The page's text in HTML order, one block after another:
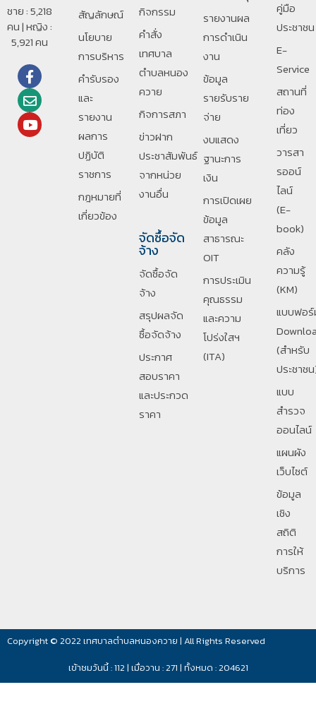
ชาย : 5,218
คน | หญิง :
5,921 คน
สัญลักษณ์
นโยบาย
การบริหาร
คำรับรอง
และ
รายงาน
ผลการ
ปฏิบัติ
ราชการ
กฎหมายที่
เกี่ยวข้อง
กิจกรรม
คำสั่ง
เทศบาล
ตำบลหนอง
ควาย
กิจการสภา
ข่าวฝาก
ประชาสัมพันธ์
จากหน่วย
งานอื่น
จัดซื้อจัด
จ้าง
จัดซื้อจัด
จ้าง
สรุปผลจัด
ซื้อจัดจ้าง
ประกาศ
สอบราคา
และประกวด
ราคา
รายงานผล
การดำเนิน
งาน
ข้อมูล
รายรับราย
จ่าย
งบแสดง
ฐานะการ
เงิน
การเปิดเผย
ข้อมูล
สาธารณะ
OIT
การประเมิน
คุณธรรม
และความ
โปร่งใสฯ
(ITA)
คู่มือ
ประชาชน
E-
Service
สถานที่
ท่อง
เที่ยว
วารสา
รออน์
ไลน์
(E-
book)
คลัง
ความรู้
(KM)
แบบฟอ
(สำหรับ
ประชาช
แบบ
สำรวจ
ออนไลน์
แผนผัง
เว็บไซต์
ข้อมูล
เชิง
สถิติ
การให้
บริการ
Copyright © 2022 เทศบาลตำบลหนองควาย | All Rights Reserved
เข้าชมวันนี้ : 112 | เมื่อวาน : 271 | ทั้งหมด : 204621